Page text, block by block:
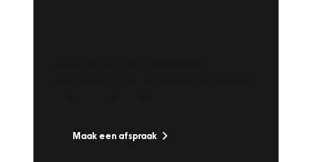
Maak een afspraak